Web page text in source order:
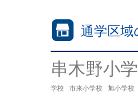
通学区域
串木野小
学校
市来小学校 旭小学校